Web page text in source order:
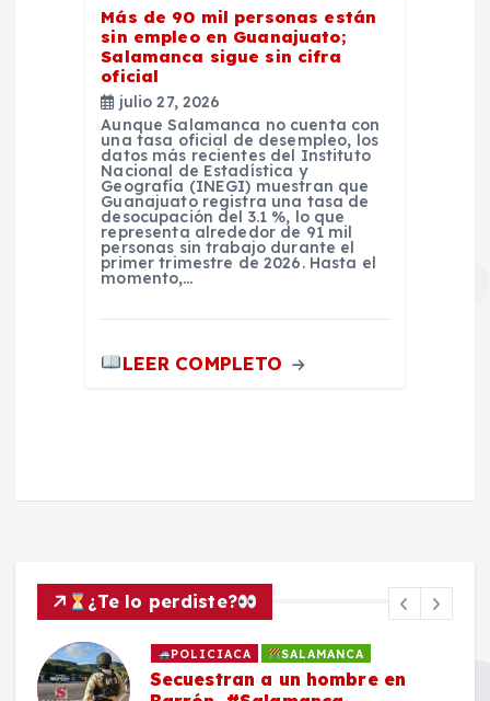
Más de 90 mil personas están
sin empleo en Guanajuato;
Salamanca sigue sin cifra
oficial
julio 27, 2026
Aunque Salamanca no cuenta con
una tasa oficial de desempleo, los
datos más recientes del Instituto
Nacional de Estadística y
Geografía (INEGI) muestran que
Guanajuato registra una tasa de
desocupación del 3.1 %, lo que
representa alrededor de 91 mil
personas sin trabajo durante el
primer trimestre de 2026. Hasta el
momento,…
LEER COMPLETO
¿Te lo perdiste?
POLICIACA SALAMANCA
Secuestran a un hombre en